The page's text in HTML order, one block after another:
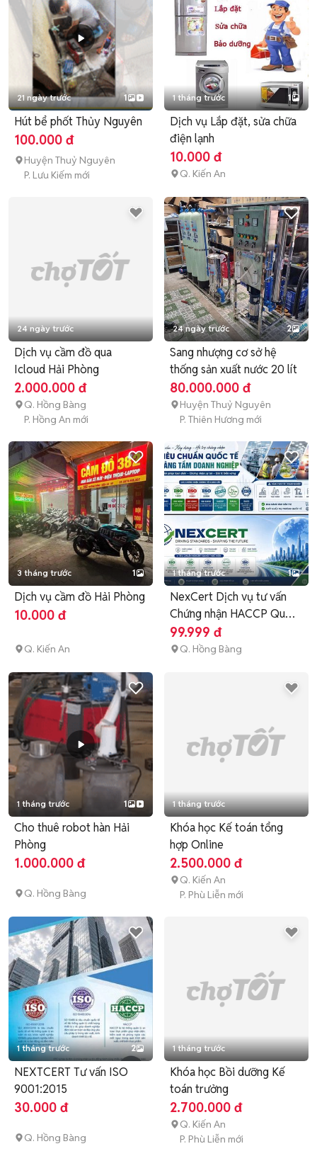
21 ngày trước 1
Hút bể phốt Thủy Nguyên
100.000 đ
Huyện Thuỷ Nguyên
P. Lưu Kiếm mới
1 tháng trước 1
Dịch vụ Lắp đặt, sửa chữa
điện lạnh
10.000 đ
Q. Kiến An
24 ngày trước
Dịch vụ cầm đồ qua
Icloud Hải Phòng
2.000.000 đ
Q. Hồng Bàng
P. Hồng An mới
24 ngày trước 2
Sang nhượng cơ sở hệ
thống sản xuất nước 20 lít
80.000.000 đ
Huyện Thuỷ Nguyên
P. Thiên Hương mới
3 tháng trước 1
Dịch vụ cầm đồ Hải Phòng
10.000 đ
Q. Kiến An
1 tháng trước 1
NexCert Dịch vụ tư vấn
Chứng nhận HACCP Quốc
tế
99.999 đ
Q. Hồng Bàng
1 tháng trước 1
Cho thuê robot hàn Hải
Phòng
1.000.000 đ
Q. Hồng Bàng
1 tháng trước
Khóa học Kế toán tổng
hợp Online
2.500.000 đ
Q. Kiến An
P. Phù Liễn mới
1 tháng trước 2
NEXTCERT Tư vấn ISO
9001:2015
30.000 đ
Q. Hồng Bàng
1 tháng trước
Khóa học Bồi dưỡng Kế
toán trưởng
2.700.000 đ
Q. Kiến An
P. Phù Liễn mới